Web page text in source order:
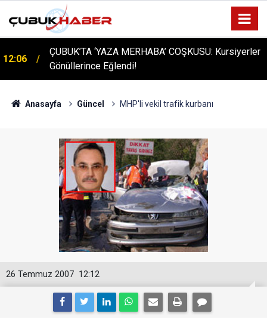
12:06
ÇUBUK’TA ‘YAZA MERHABA’ COŞKUSU: Kursiyerler
Gönüllerince Eğlendi!
Anasayfa Güncel MHP'li vekil trafik kurbanı
12:12
26 Temmuz 2007